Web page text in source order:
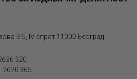
3-5, IV спрат 11000 Београд
520
2620 365